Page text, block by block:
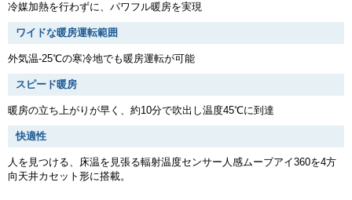
冷媒加熱を行わずに、パワフル暖房を実現
ワイドな暖房運転範囲
外気温-25℃の寒冷地でも暖房運転が可能
スピード暖房
暖房の立ち上がりが早く、約10分で吹出し温度45℃に到達
快適性
人を見つける、床温を見張る輻射温度センサー人感ムーブアイ360を4方
向天井カセット形に搭載。